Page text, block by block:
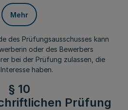
Mehr
des Prüfungsausschusses kann
oder des Bewerbers
bei der Prüfung zulassen, die
haben.
§ 10
Prüfung